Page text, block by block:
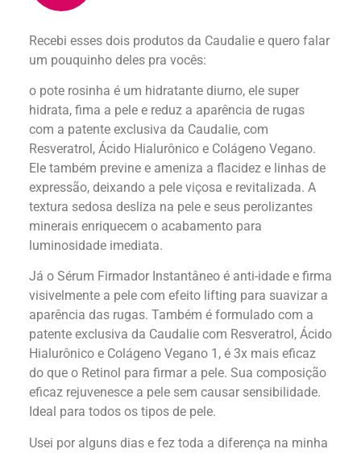
Recebi esses dois produtos da Caudalie e quero falar
um pouquinho deles pra vocês:
o pote rosinha é um hidratante diurno, ele super
hidrata, fima a pele e reduz a aparência de rugas
com a patente exclusiva da Caudalie, com
Resveratrol, Ácido Hialurônico e Colágeno Vegano.
Ele também previne e ameniza a flacidez e linhas de
expressão, deixando a pele viçosa e revitalizada. A
textura sedosa desliza na pele e seus perolizantes
minerais enriquecem o acabamento para
luminosidade imediata.
Já o Sérum Firmador Instantâneo é anti-idade e firma
visivelmente a pele com efeito lifting para suavizar a
aparência das rugas. Também é formulado com a
patente exclusiva da Caudalie com Resveratrol, Ácido
Hialurônico e Colágeno Vegano 1, é 3x mais eficaz
do que o Retinol para firmar a pele. Sua composição
eficaz rejuvenesce a pele sem causar sensibilidade.
Ideal para todos os tipos de pele.
Usei por alguns dias e fez toda a diferença na minha